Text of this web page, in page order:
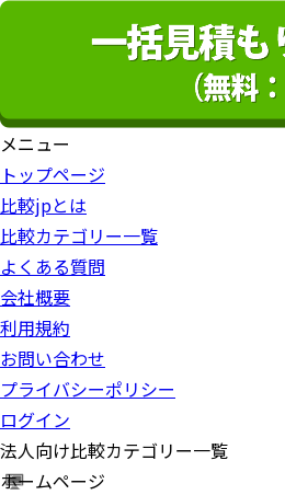
メニュー
トップページ
比較jpとは
比較カテゴリー一覧
よくある質問
会社概要
利用規約
お問い合わせ
プライバシーポリシー
ログイン
法人向け比較カテゴリー一覧
ホームページ